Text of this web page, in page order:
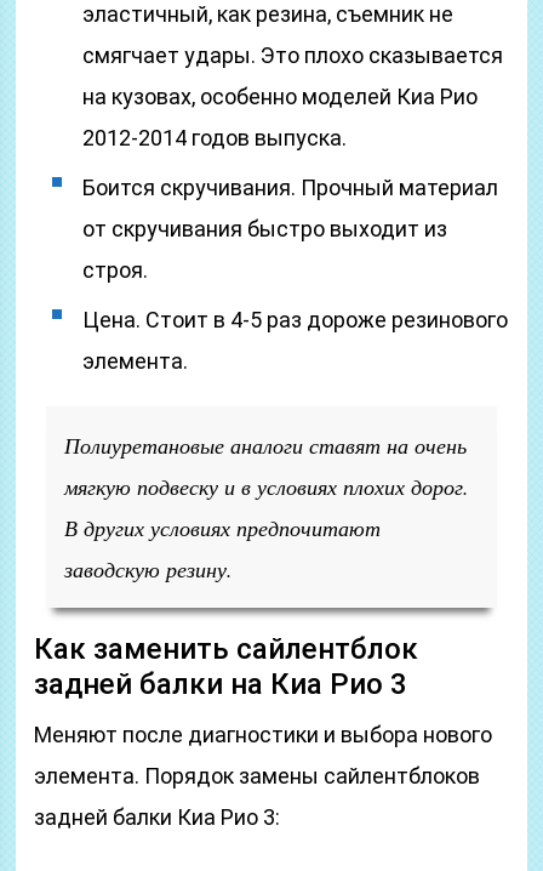
эластичный, как резина, съемник не
смягчает удары. Это плохо сказывается
на кузовах, особенно моделей Киа Рио
2012-2014 годов выпуска.
Боится скручивания. Прочный материал
от скручивания быстро выходит из
строя.
Цена. Стоит в 4-5 раз дороже резинового
элемента.
Полиуретановые аналоги ставят на очень
мягкую подвеску и в условиях плохих дорог.
В других условиях предпочитают
заводскую резину.
Как заменить сайлентблок
задней балки на Киа Рио 3
Меняют после диагностики и выбора нового
элемента. Порядок замены сайлентблоков
задней балки Киа Рио 3: